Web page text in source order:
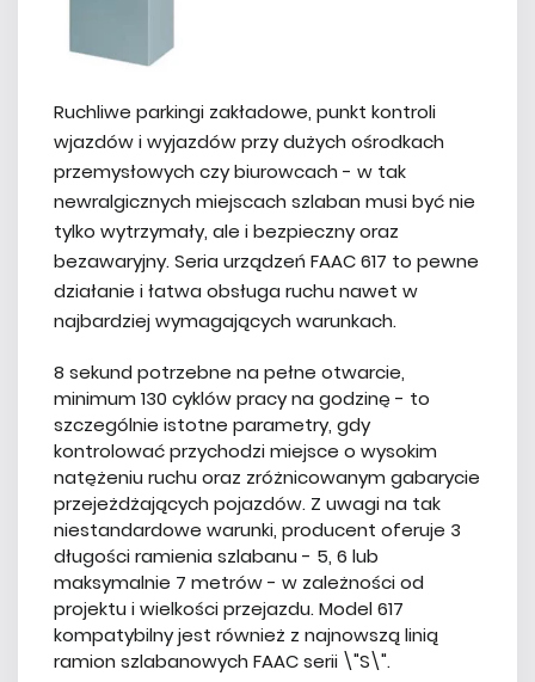
Ruchliwe parkingi zakładowe, punkt kontroli
wjazdów i wyjazdów przy dużych ośrodkach
przemysłowych czy biurowcach - w tak
newralgicznych miejscach szlaban musi być nie
tylko wytrzymały, ale i bezpieczny oraz
bezawaryjny. Seria urządzeń FAAC 617 to pewne
działanie i łatwa obsługa ruchu nawet w
najbardziej wymagających warunkach.
8 sekund potrzebne na pełne otwarcie,
minimum 130 cyklów pracy na godzinę - to
szczególnie istotne parametry, gdy
kontrolować przychodzi miejsce o wysokim
natężeniu ruchu oraz zróżnicowanym gabarycie
przejeżdżających pojazdów. Z uwagi na tak
niestandardowe warunki, producent oferuje 3
długości ramienia szlabanu - 5, 6 lub
maksymalnie 7 metrów - w zależności od
projektu i wielkości przejazdu. Model 617
kompatybilny jest również z najnowszą linią
ramion szlabanowych FAAC serii \"S\".